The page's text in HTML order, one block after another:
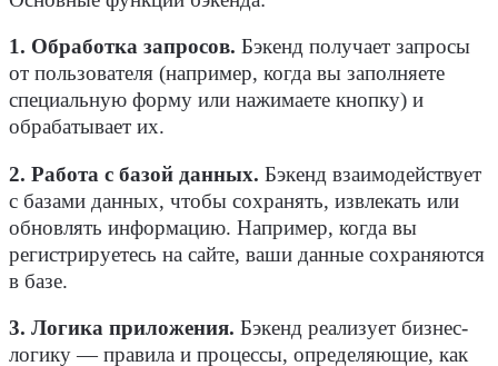
1. Обработка запросов. Бэкенд получает запросы
от пользователя (например, когда вы заполняете
специальную форму или нажимаете кнопку) и
обрабатывает их.
2. Работа с базой данных. Бэкенд взаимодействует
с базами данных, чтобы сохранять, извлекать или
обновлять информацию. Например, когда вы
регистрируетесь на сайте, ваши данные сохраняются
в базе.
3. Логика приложения. Бэкенд реализует бизнес-
логику — правила и процессы, определяющие, как